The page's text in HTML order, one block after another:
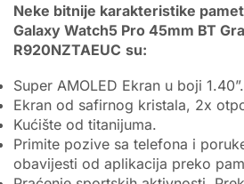
Neke bitnije karakteristike
Galaxy Watch5 Pro 45mm BT
R920NZTAEUC su:
Super AMOLED Ekran u boji 1.40”.
Ekran od safirnog kristala, 2x
Kućište od titanijuma.
Primite pozive sa telefona i
obavijesti od aplikacija preko